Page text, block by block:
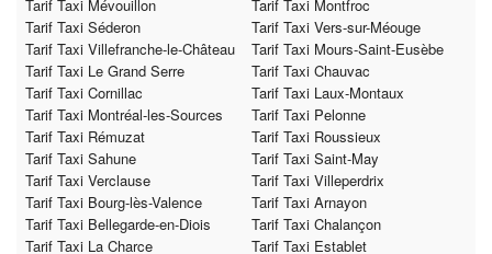
Tarif Taxi Mévouillon
Tarif Taxi Montfroc
Tarif Taxi Séderon
Tarif Taxi Vers-sur-Méouge
Tarif Taxi Villefranche-le-Château
Tarif Taxi Mours-Saint-Eusèbe
Tarif Taxi Le Grand Serre
Tarif Taxi Chauvac
Tarif Taxi Cornillac
Tarif Taxi Laux-Montaux
Tarif Taxi Montréal-les-Sources
Tarif Taxi Pelonne
Tarif Taxi Rémuzat
Tarif Taxi Roussieux
Tarif Taxi Sahune
Tarif Taxi Saint-May
Tarif Taxi Verclause
Tarif Taxi Villeperdrix
Tarif Taxi Bourg-lès-Valence
Tarif Taxi Arnayon
Tarif Taxi Bellegarde-en-Diois
Tarif Taxi Chalançon
Tarif Taxi La Charce
Tarif Taxi Establet